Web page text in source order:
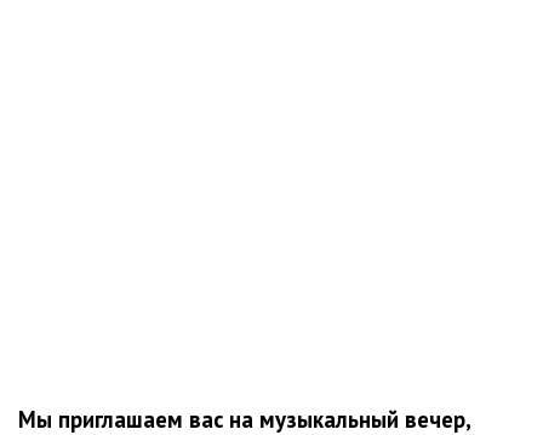
Мы приглашаем вас на музыкальный вечер,